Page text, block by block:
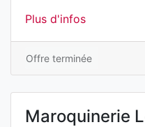
Plus d'infos
Offre terminée
Maroquinerie